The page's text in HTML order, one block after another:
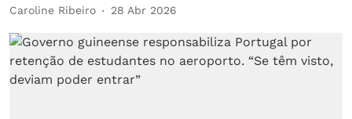
Caroline Ribeiro 28 Abr 2026